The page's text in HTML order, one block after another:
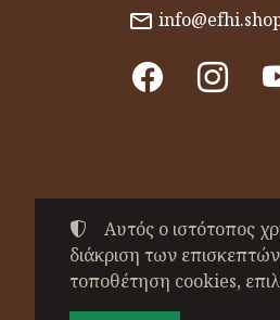
©2022-2026
Αυτός ο ιστότοπος
διάκριση των
τοποθέτηση cookies,